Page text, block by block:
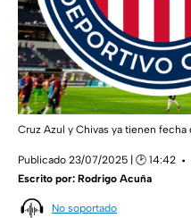
Cruz Azul y Chivas ya tienen
Publicado 23/07/2025 | 🕑 14:42
Escrito por: Rodrigo Acuña
No soportado